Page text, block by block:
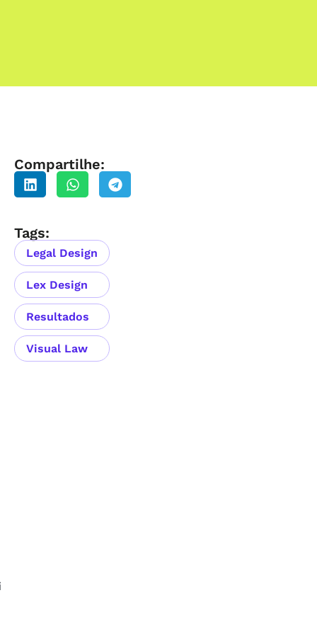
Compartilhe:
Tags:
Legal Design
Lex Design
Resultados
Visual Law